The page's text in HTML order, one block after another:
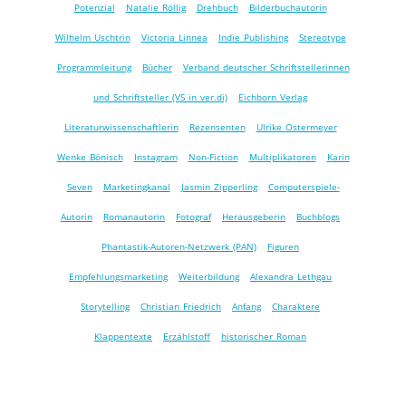
Potenzial Natalie Röllig Drehbuch Bilderbuchautorin
Wilhelm Uschtrin Victoria Linnea Indie Publishing Stereotype
Programmleitung Bücher Verband deutscher Schriftstellerinnen
und Schriftsteller (VS in ver.di) Eichborn Verlag
Literaturwissenschaftlerin Rezensenten Ulrike Ostermeyer
Wenke Bönisch Instagram Non-Fiction Multiplikatoren Karin
Seven Marketingkanal Jasmin Zipperling Computerspiele-
Autorin Romanautorin Fotograf Herausgeberin Buchblogs
Phantastik-Autoren-Netzwerk (PAN) Figuren
Empfehlungsmarketing Weiterbildung Alexandra Lethgau
Storytelling Christian Friedrich Anfang Charaktere
Klappentexte Erzählstoff historischer Roman